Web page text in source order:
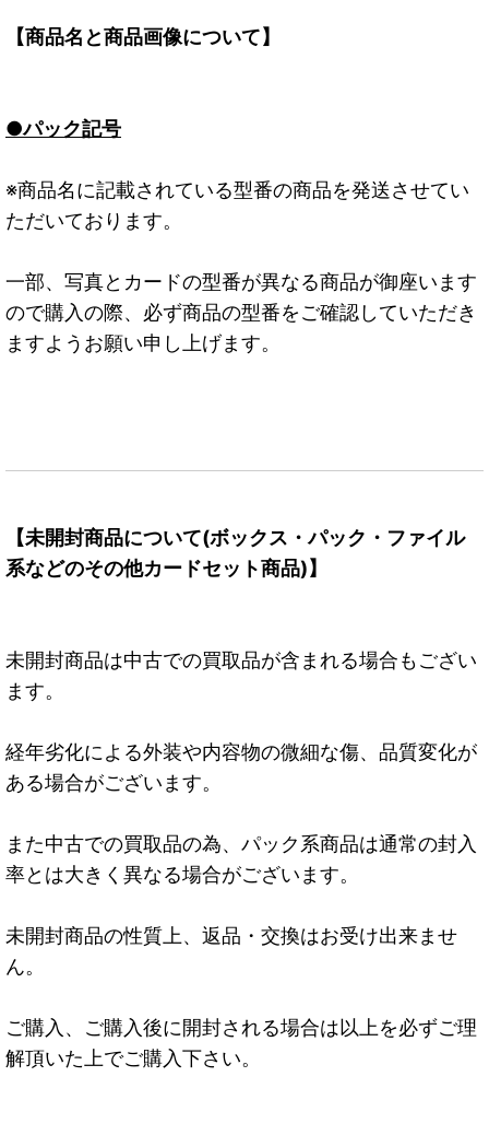
【商品名と商品画像について】
●パック記号
※商品名に記載されている型番の商品を発送させてい
ただいております。
一部、写真とカードの型番が異なる商品が御座います
ので購入の際、必ず商品の型番をご確認していただき
ますようお願い申し上げます。
【未開封商品について(ボックス・パック・ファイル
系などのその他カードセット商品)】
未開封商品は中古での買取品が含まれる場合もござい
ます。
経年劣化による外装や内容物の微細な傷、品質変化が
ある場合がございます。
また中古での買取品の為、パック系商品は通常の封入
率とは大きく異なる場合がございます。
未開封商品の性質上、返品・交換はお受け出来ませ
ん。
ご購入、ご購入後に開封される場合は以上を必ずご理
解頂いた上でご購入下さい。